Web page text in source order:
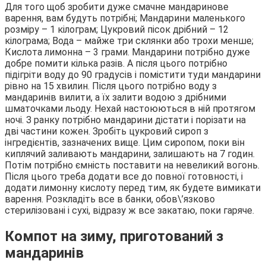
Для того щоб зробити дуже смачне мандаринове
варення, вам будуть потрібні; Мандарини маленького
розміру – 1 кілограм; Цукровий пісок дрібний – 12
кілограма; Вода – майже три склянки або трохи менше;
Кислота лимонна – 3 грами. Мандарини потрібно дуже
добре помити кілька разів. А після цього потрібно
підігріти воду до 90 градусів і помістити туди мандарини
рівно на 15 хвилин. Після цього потрібно воду з
мандаринів вилити, а їх залити водою з дрібними
шматочками льоду. Нехай настоюються в ній протягом
ночі. З ранку потрібно мандарини дістати і порізати на
дві частини кожен. Зробіть цукровий сироп з
інгредієнтів, зазначених вище. Цим сиропом, поки він
киплячий заливають мандарини, залишають на 7 годин.
Потім потрібно ємність поставити на невеликий вогонь.
Після цього треба додати все до повної готовності, і
додати лимонну кислоту перед тим, як будете вимикати
варення. Розкладіть все в банки, обов\’язково
стерилізовані і сухі, відразу ж все закатаю, поки гаряче.
Компот на зиму, приготований з
мандаринів